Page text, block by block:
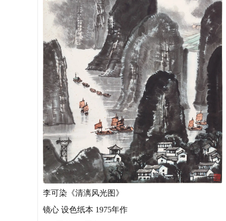
李可染《清漓风光图》
镜心 设色纸本 1975年作